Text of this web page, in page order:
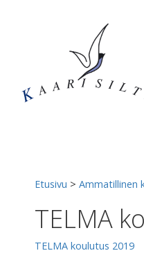
Etusivu > Ammatillinen
TELMA
TELMA koulutus 2019